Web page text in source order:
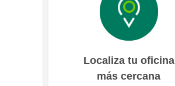
Localiza tu oficina
más cercana